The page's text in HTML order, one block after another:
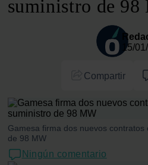
suministro de 98
15/
Compartir
Gamesa firma dos nuevos
de 98 MW
Ningún comentario